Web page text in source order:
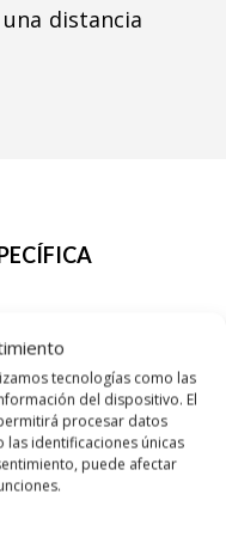
tecnologías como las
del dispositivo. El
procesar datos
identificaciones únicas
puede afectar
distancia
de UAS deben
puede ajustarse
provisto por la
de lo contrario,
operacional.